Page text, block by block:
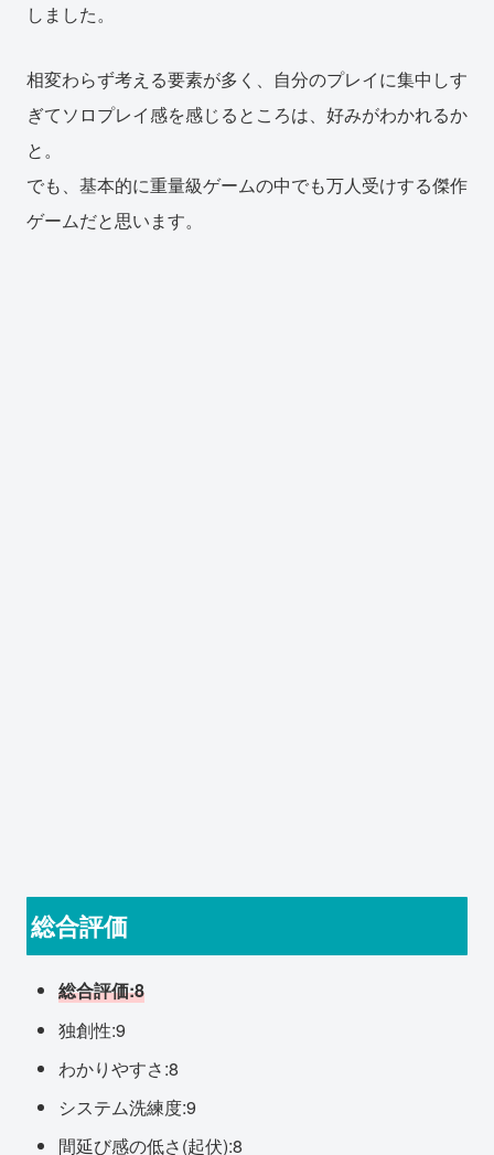
しました。
相変わらず考える要素が多く、自分のプレイに集中しす
ぎてソロプレイ感を感じるところは、好みがわかれるか
と。
でも、基本的に重量級ゲームの中でも万人受けする傑作
ゲームだと思います。
総合評価
総合評価:8
独創性:9
わかりやすさ:8
システム洗練度:9
間延び感の低さ(起伏):8